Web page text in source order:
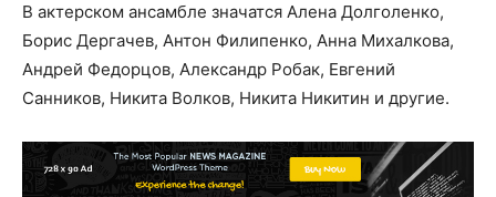
В актерском ансамбле значатся Алена Долголенко,
Борис Дергачев, Антон Филипенко, Анна Михалкова,
Андрей Федорцов, Александр Робак, Евгений
Санников, Никита Волков, Никита Никитин и другие.